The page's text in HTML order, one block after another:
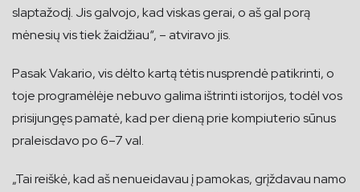
slaptažodį. Jis galvojo, kad viskas gerai, o aš gal porą
mėnesių vis tiek žaidžiau“, – atviravo jis.
Pasak Vakario, vis dėlto kartą tėtis nusprendė patikrinti, o
toje programėlėje nebuvo galima ištrinti istorijos, todėl vos
prisijungęs pamatė, kad per dieną prie kompiuterio sūnus
praleisdavo po 6–7 val.
„Tai reiškė, kad aš nenueidavau į pamokas, grįždavau namo